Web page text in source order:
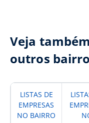
Veja
outros
LISTAS DE
EMPRESAS
NO BAIRRO